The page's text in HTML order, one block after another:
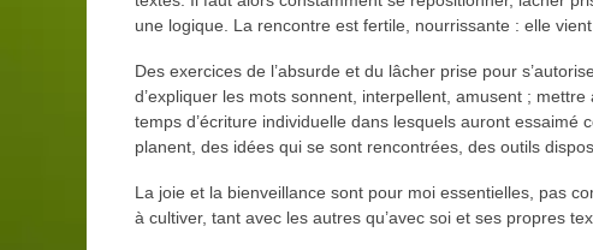
une logique. La rencontre est fertile, nourrissante : elle
Des exercices de l’absurde et du lâcher prise pour
d’expliquer les mots sonnent, interpellent, amusent ;
temps d’écriture individuelle dans lesquels auront
planent, des idées qui se sont rencontrées, des outils
La joie et la bienveillance sont pour moi essentielles, pas
à cultiver, tant avec les autres qu’avec soi et ses propres